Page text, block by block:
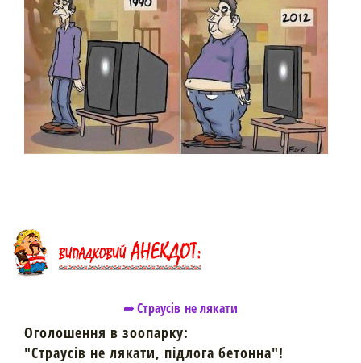
➦ Страусів не лякати
Оголошення в зоопарку:
"Страусів не лякати, підлога бетонна"!